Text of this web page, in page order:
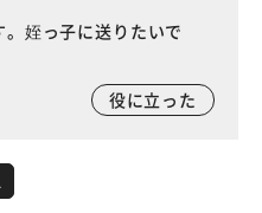
姪っ子に送りたいで
役に立った